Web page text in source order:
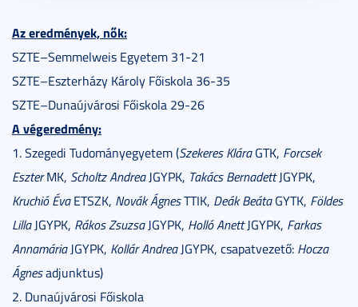
Az eredmények, nők:
SZTE–Semmelweis Egyetem 31-21
SZTE–Eszterházy Károly Főiskola 36-35
SZTE–Dunaújvárosi Főiskola 29-26
A végeredmény:
1. Szegedi Tudományegyetem (Szekeres KláraGTK, Forcsek
EszterMK, Scholtz AndreaJGYPK, Takács BernadettJGYPK,
Kruchió ÉvaETSZK, Novák ÁgnesTTIK, Deák BeátaGYTK, Földes
LillaJGYPK, Rákos ZsuzsaJGYPK, Holló AnettJGYPK, Farkas
AnnamáriaJGYPK, Kollár AndreaJGYPK, csapatvezető: Hocza
Ágnesadjunktus)
2. Dunaújvárosi Főiskola